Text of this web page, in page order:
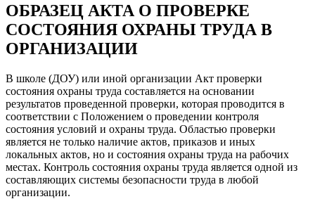
ОБРАЗЕЦ АКТА О ПРОВЕРКЕ
СОСТОЯНИЯ ОХРАНЫ ТРУДА В
ОРГАНИЗАЦИИ
В школе (ДОУ) или иной организации Акт проверки
состояния охраны труда составляется на основании
результатов проведенной проверки, которая проводится в
соответствии с Положением о проведении контроля
состояния условий и охраны труда. Областью проверки
является не только наличие актов, приказов и иных
локальных актов, но и состояния охраны труда на рабочих
местах. Контроль состояния охраны труда является одной из
составляющих системы безопасности труда в любой
организации.